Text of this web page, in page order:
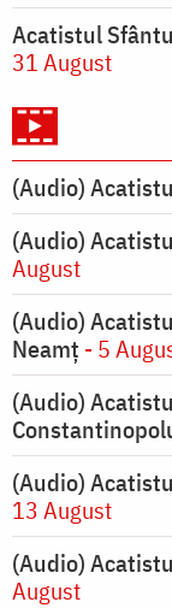
Acatistul
31 August
(Audio)
(Audio)
August
(Audio)
Neamț - 5
(Audio)
(Audio)
13 August
(Audio)
August